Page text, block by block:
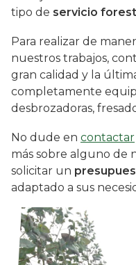
tipo de servicio
Para realizar de
nuestros trabajos,
gran calidad y la
completamente
desbrozadoras,
No dude en contactar
más sobre alguno de
solicitar un
adaptado a sus